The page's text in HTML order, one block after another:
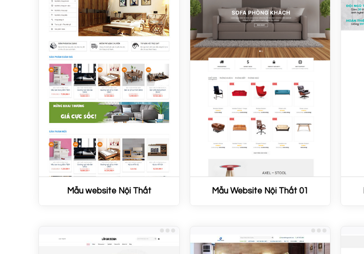
Mẫu website Nội Thất Mẫu Website Nội Thất 01